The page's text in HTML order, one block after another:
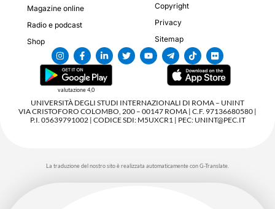
Magazine online
Radio e podcast
Shop
Copyright
Privacy
Sitemap
valutazione 4,0
UNIVERSITÀ DEGLI STUDI INTERNAZIONALI DI ROMA – UNINT
VIA CRISTOFORO COLOMBO, 200 – 00147 ROMA | C.F. 97136680580 |
P.I. 05639791002 | CODICE SDI: M5UXCR1 | PEC: UNINT@PEC.IT
La traduzione del nostro sito è realizzata automaticamente con G-Translate.